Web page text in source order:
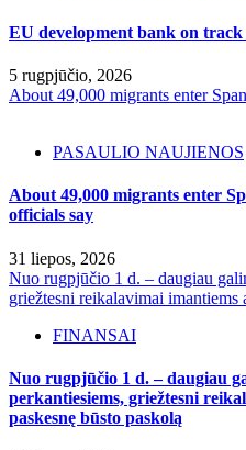
EU development bank on
5 rugpjūčio, 2026
About 49,000 migrants enter
PASAULIO NAUJIENOS
About 49,000 migrants enter
officials say
31 liepos, 2026
Nuo rugpjūčio 1 d. – daugiau
griežtesni reikalavimai imantiems
FINANSAI
Nuo rugpjūčio 1 d. – daugiau
perkantiesiems, griežtesni
paskesnę būsto paskolą